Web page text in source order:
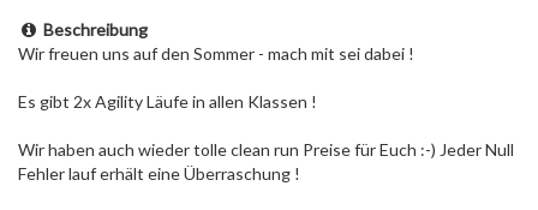
Beschreibung
Wir freuen uns auf den Sommer - mach mit sei dabei !
Es gibt 2x Agility Läufe in allen Klassen !
Wir haben auch wieder tolle clean run Preise für Euch :-) Jeder Null
Fehler lauf erhält eine Überraschung !